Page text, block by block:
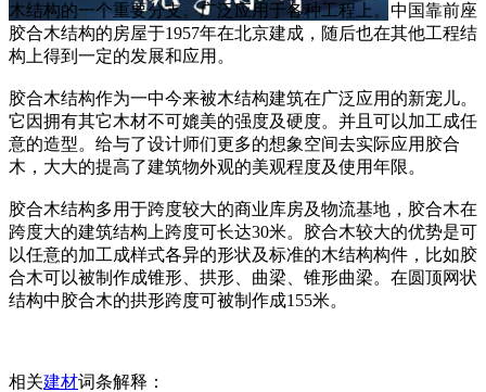
木结构的一个重要分支。广泛应用于各种工程上。中国靠前座
胶合木结构的房屋于1957年在北京建成，随后也在其他工程结
构上得到一定的发展和应用。
胶合木结构作为一中今来被木结构建筑在广泛应用的新宠儿。
它因拥有其它木材不可媲美的强度及硬度。并且可以加工成任
意的造型。给与了设计师们更多的想象空间去实际应用胶合
木，大大的提高了建筑物外观的美观程度及使用年限。
胶合木结构多用于跨度较大的商业库房及物流基地，胶合木在
跨度大的建筑结构上跨度可长达30米。胶合木较大的优势是可
以任意的加工成样式各异的形状及标准的木结构构件，比如胶
合木可以被制作成锥形、拱形、曲梁、锥形曲梁。在圆顶网状
结构中胶合木的拱形跨度可被制作成155米。
相关建材词条解释：